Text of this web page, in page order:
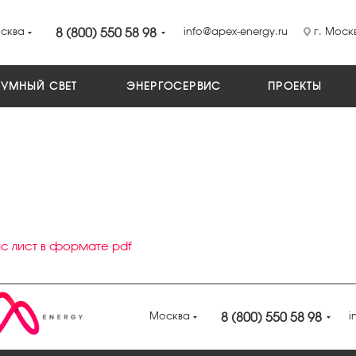
8 (800) 550 58 98 info@apex-energy.ru г.
УМНЫЙ СВЕТ ЭНЕРГОСЕРВИС ПРОЕКТЫ
лист в формате pdf